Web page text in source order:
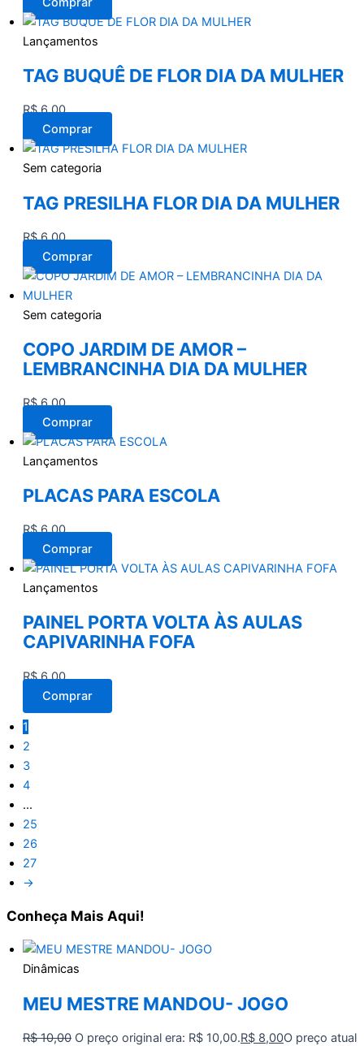
Lançamentos
TAG BUQUÊ DE FLOR DIA DA MULHER
R$6,00
Comprar
Sem categoria
TAG PRESILHA FLOR DIA DA MULHER
R$6,00
Comprar
Sem categoria
COPO JARDIM DE AMOR –
LEMBRANCINHA DIA DA MULHER
R$6,00
Comprar
Lançamentos
PLACAS PARA ESCOLA
R$6,00
Comprar
Lançamentos
PAINEL PORTA VOLTA ÀS AULAS
CAPIVARINHA FOFA
R$6,00
Comprar
1
2
3
4
…
25
26
27
→
Conheça Mais Aqui!
Dinâmicas
MEU MESTRE MANDOU- JOGO
R$10,00 O preço original era: R$ 10,00.R$ 8,00O preço atual